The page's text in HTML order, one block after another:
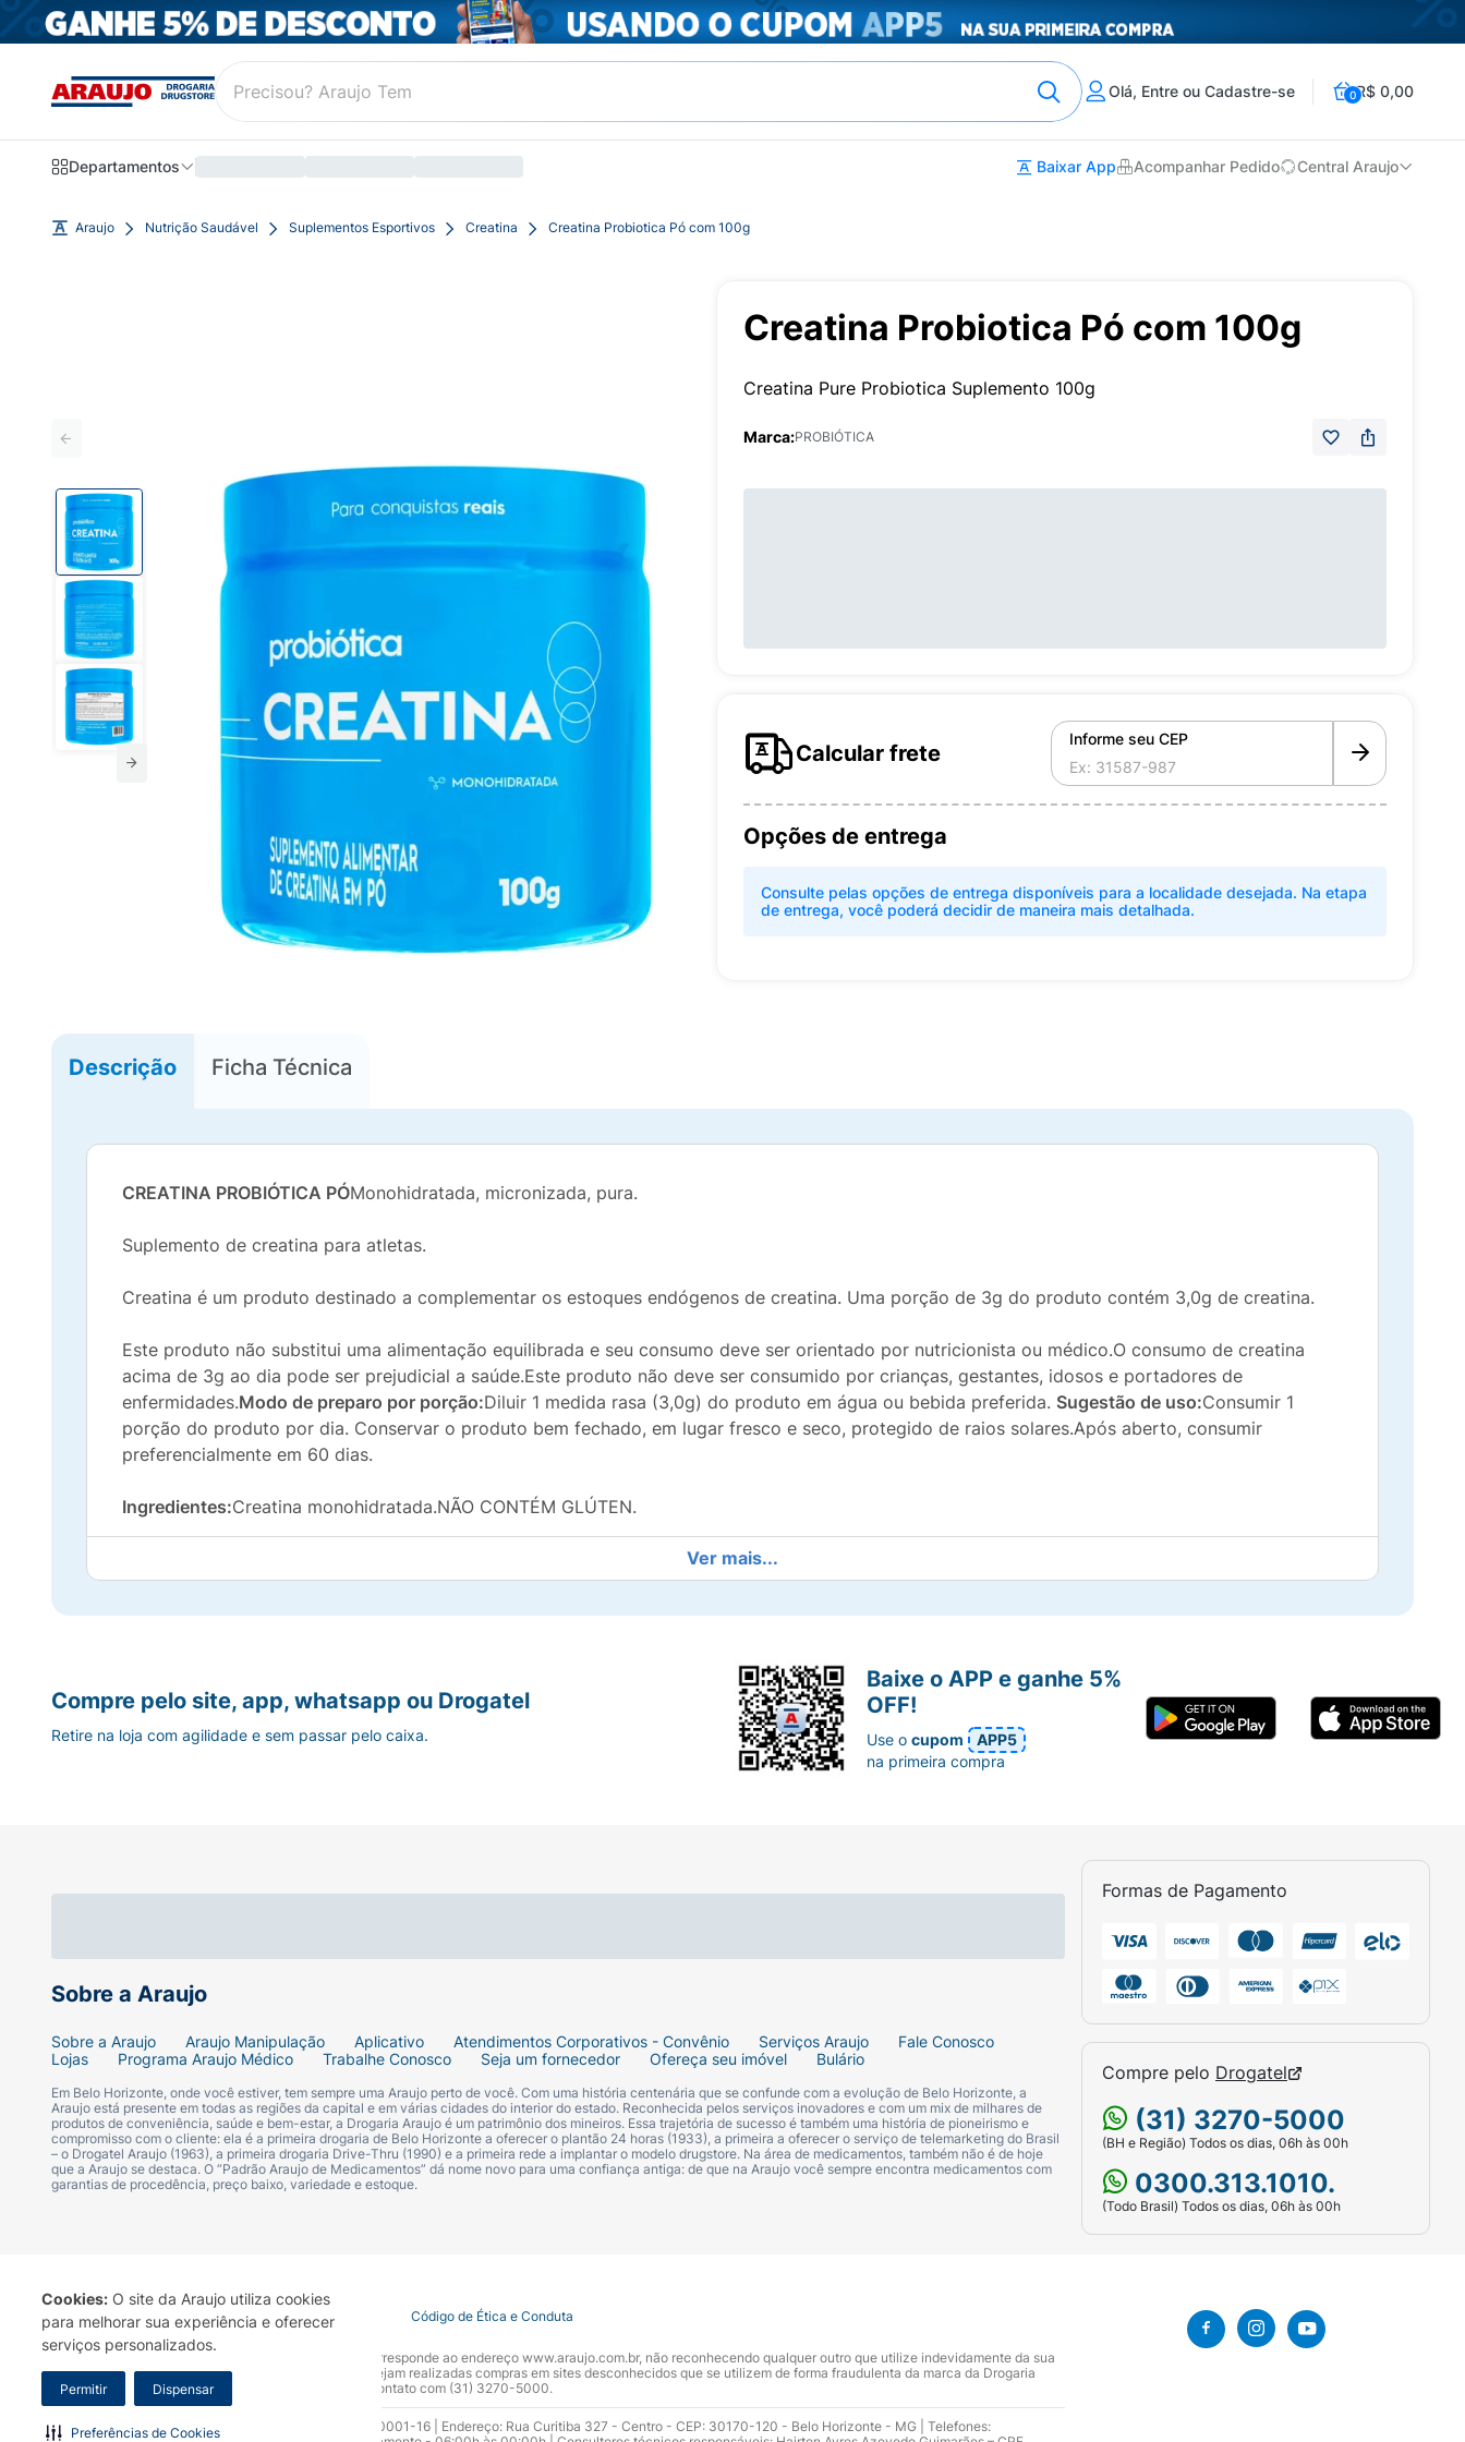
Cookies: O site da Araujo utiliza cookies
para melhorar sua experiência e oferecer
serviços personalizados.
Permitir Dispensar
Preferências de Cookies
Olá, Entre ou Cadastre-se 0R$ 0,00
Departamentos Baixar App Acompanhar Pedido Central Araujo
Araujo Nutrição Saudável Suplementos Esportivos Creatina Creatina Probiotica Pó com 100g
Creatina Probiotica Pó com 100g
Creatina Pure Probiotica Suplemento 100g
Marca:PROBIÓTICA
Calcular frete
Informe seu CEP
Opções de entrega
Consulte pelas opções de entrega disponíveis para a localidade desejada. Na etapa
de entrega, você poderá decidir de maneira mais detalhada.
Descrição Ficha Técnica
CREATINA PROBIÓTICA PÓMonohidratada, micronizada, pura.
Suplemento de creatina para atletas.
Creatina é um produto destinado a complementar os estoques endógenos de creatina. Uma porção de 3g do produto contém 3,0g de creatina.
Este produto não substitui uma alimentação equilibrada e seu consumo deve ser orientado por nutricionista ou médico.O consumo de creatina
acima de 3g ao dia pode ser prejudicial a saúde.Este produto não deve ser consumido por crianças, gestantes, idosos e portadores de
enfermidades.Modo de preparo por porção:Diluir 1 medida rasa (3,0g) do produto em água ou bebida preferida. Sugestão de uso:Consumir 1
porção do produto por dia. Conservar o produto bem fechado, em lugar fresco e seco, protegido de raios solares.Após aberto, consumir
preferencialmente em 60 dias.
Ingredientes:Creatina monohidratada.NÃO CONTÉM GLÚTEN.
Ver mais...
Sobre a Araujo
Sobre a Araujo Araujo Manipulação Aplicativo Atendimentos Corporativos - Convênio Serviços Araujo
Fale Conosco
Lojas
Programa Araujo Médico Trabalhe Conosco Seja um fornecedor Ofereça seu imóvel Bulário
Em Belo Horizonte, onde você estiver, tem sempre uma Araujo perto de você. Com uma história centenária que se confunde com a evolução de Belo Horizonte, a
Araujo está presente em todas as regiões da capital e em várias cidades do interior do estado. Reconhecida pelos serviços inovadores e com um mix de milhares de
produtos de conveniência, saúde e bem-estar, a Drogaria Araujo é um patrimônio dos mineiros. Essa trajetória de sucesso é também uma história de pioneirismo e
compromisso com o cliente: ela é a primeira drogaria de Belo Horizonte a oferecer o plantão 24 horas (1933), a primeira a oferecer o serviço de telemarketing do Brasil
– o Drogatel Araujo (1963), a primeira drogaria Drive-Thru (1990) e a primeira rede a implantar o modelo drugstore. Na área de medicamentos, também não é de hoje
que a Araujo se destaca. O “Padrão Araujo de Medicamentos” dá nome novo para uma confiança antiga: de que na Araujo você sempre encontra medicamentos com
garantias de procedência, preço baixo, variedade e estoque.
Formas de Pagamento
Compre pelo Drogatel
(31) 3270-5000
(BH e Região) Todos os dias, 06h às 00h
0300.313.1010.
(Todo Brasil) Todos os dias, 06h às 00h
Compre pelo site, app, whatsapp ou Drogatel
Retire na loja com agilidade e sem passar pelo caixa.
Baixe o APP e ganhe 5%
OFF!
Use ocupom
APP5
na primeira compra
Termo de Uso Portal da Privacidade Covid-19 Código de Ética e Conduta
A Drogaria Araujo S/A informa que o seu site oficial corresponde ao endereço www.araujo.com.br, não reconhecendo qualquer outro que utilize indevidamente da sua
marca. Para sua segurança recomendamos que não sejam realizadas compras em sites desconhecidos que se utilizem de forma fraudulenta da marca da Drogaria
Araujo S.A. Em caso de dúvidas, gentileza entrar em contato com (31) 3270-5000.
Razão Social: Drogaria Araujo S.A | CNPJ: 17.256.512.0001-16 | Endereço: Rua Curitiba 327 - Centro - CEP: 30170-120 - Belo Horizonte - MG | Telefones: